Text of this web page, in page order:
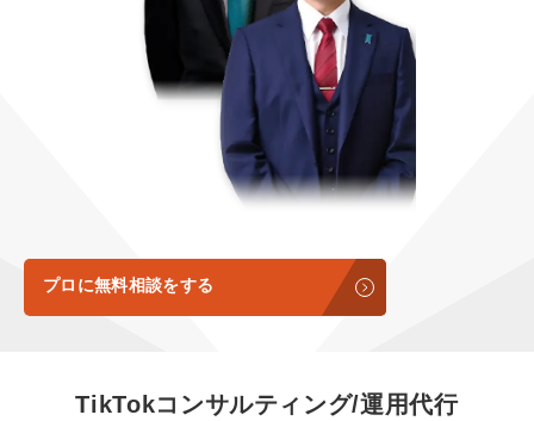
定額LINE運用代行『LINEマキトルくん』
定額制LP制作・改善『最強LP』
採用YouTubeチャンネル構築『トリトル』
YouTubeディレクター
会社概要・役員紹介
ミッション・ビジョン・バリュー
代表メッセージ（岩野圭佑）
認定パートナー
プロに無料相談をする
TikTokコンサルティング/運用代行